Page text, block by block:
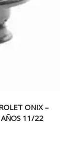
ONIX –
AÑOS 11/22